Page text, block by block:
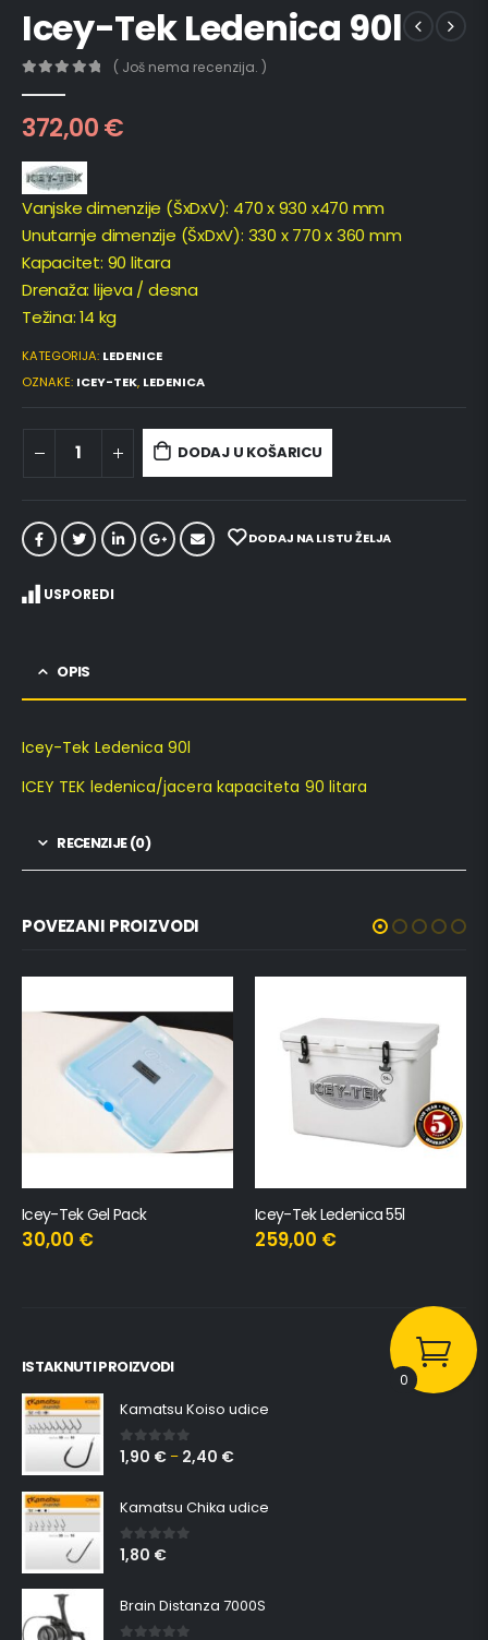
Icey-Tek Ledenica 90l
( Još nema recenzija. )
372,00€
Vanjske dimenzije (ŠxDxV): 470 x 930 x470 mm
Unutarnje dimenzije (ŠxDxV): 330 x 770 x 360 mm
Kapacitet: 90 litara
Drenaža: lijeva / desna
Težina: 14 kg
KATEGORIJA: LEDENICE
OZNAKE: ICEY-TEK, LEDENICA
DODAJ U KOŠARICU
DODAJ NA LISTU ŽELJA
USPOREDI
OPIS
Icey-Tek Ledenica 90l
ICEY TEK ledenica/jacera kapaciteta 90 litara
RECENZIJE (0)
POVEZANI PROIZVODI
Icey-Tek Ledenica 55l
259,00€
NEMA NA ZALIHI
Jastuci za Icey-Tek Ledenice
99,50€–
ISTAKNUTI PROIZVODI
Kamatsu Koiso udice
0 out of 5
1,90 € – 2,40 €
Kamatsu Chika udice
0 out of 5
1,80 €
Brain Distanza 7000S
0